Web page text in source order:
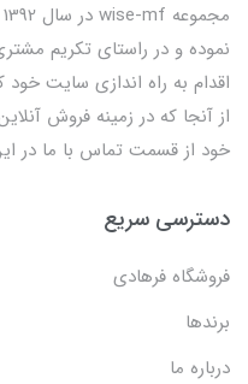
اقدام به راه اندازی سایت
از آنجا که در زمینه فروش
خود از قسمت تماس با ما در
دسترسی سریع
فروشگاه فرهادی
برندها
درباره ما